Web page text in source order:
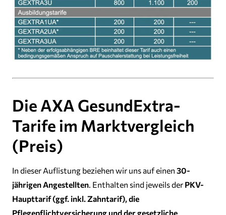
Die AXA GesundExtra-
Tarife im Marktvergleich
(Preis)
In dieser Auflistung beziehen wir uns auf einen 30-
jährigen Angestellten. Enthalten sind jeweils der PKV-
Haupttarif (ggf. inkl. Zahntarif), die
Pflegepflichtversicherung und der gesetzliche